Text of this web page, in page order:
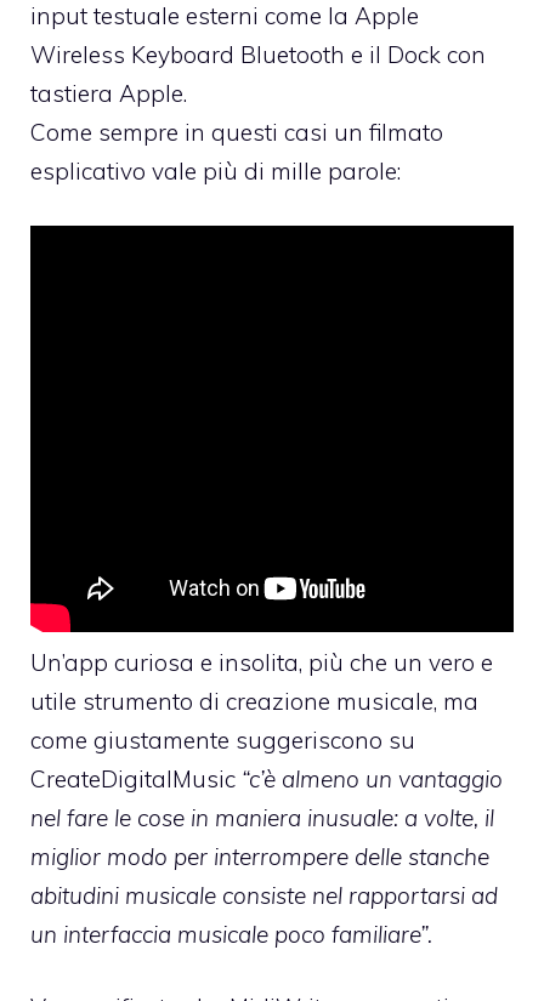
input testuale esterni come la Apple
Wireless Keyboard Bluetooth e il Dock con
tastiera Apple.
Come sempre in questi casi un filmato
esplicativo vale più di mille parole:
Un’app curiosa e insolita, più che un vero e
utile strumento di creazione musicale, ma
come giustamente suggeriscono su
CreateDigitalMusic “c’è almeno un vantaggio
nel fare le cose in maniera inusuale: a volte, il
miglior modo per interrompere delle stanche
abitudini musicale consiste nel rapportarsi ad
un interfaccia musicale poco familiare”.